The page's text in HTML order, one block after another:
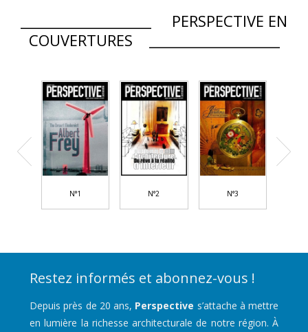
___________________ PERSPECTIVE EN
COUVERTURES ___________________
N°1 N°2 N°3
Restez informés et abonnez-vous !
Depuis près de 20 ans, Perspective s’attache à mettre
en lumière la richesse architecturale de notre région. À